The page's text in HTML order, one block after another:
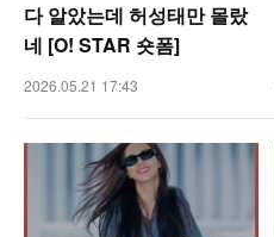
다 알았는데 허성태만 몰랐
네 [O! STAR 숏폼]
2026.05.21 17:43